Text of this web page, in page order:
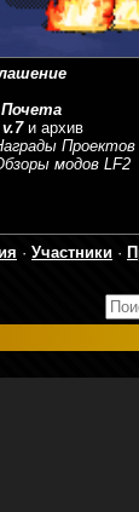
и архив
Проектов
модов LF2
· Участники ·